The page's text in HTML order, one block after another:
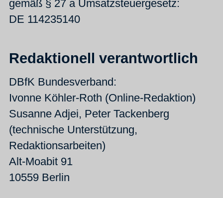
gemäß § 27 a Umsatzsteuergesetz:
DE 114235140
Redaktionell verantwortlich
DBfK Bundesverband:
Ivonne Köhler-Roth (Online-Redaktion)
Susanne Adjei, Peter Tackenberg
(technische Unterstützung,
Redaktionsarbeiten)
Alt-Moabit 91
10559 Berlin